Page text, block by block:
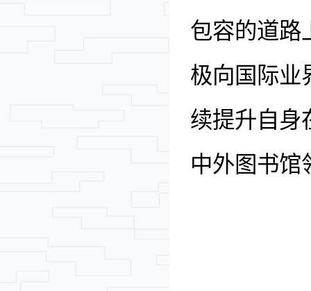
包容的道路
极向 国际业
续提升自身
中外图书馆